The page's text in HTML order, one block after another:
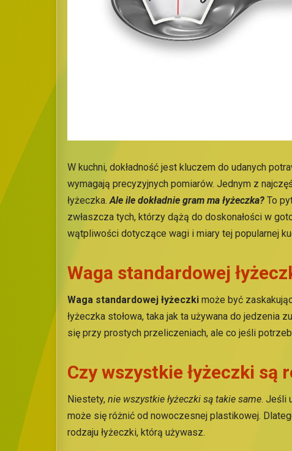
W kuchni, dokładność jest kluczem do udanych
wymagają precyzyjnych pomiarów. Jednym z
łyżeczka.Ale ile dokładnie gram ma łyżeczka? To
zwłaszcza tych, którzy dążą do doskonałości w
wątpliwości dotyczące wagi i miary tej popularnej
Waga standardowej
Waga standardowej łyżeczki może być
łyżeczka stołowa, taka jak ta używana do jedzenia
się przy prostych przeliczeniach, ale co jeśli
Czy wszystkie łyżeczki są
Niestety, nie wszystkie łyżeczki są takie same. Jeśli
może się różnić od nowoczesnej plastikowej.
rodzaju łyżeczki, którą używasz.